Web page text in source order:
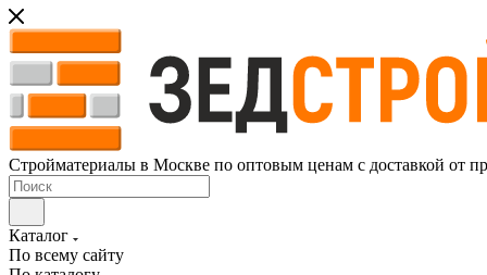
Стройматериалы в Москве по оптовым ценам с доставкой от
Каталог
По всему сайту